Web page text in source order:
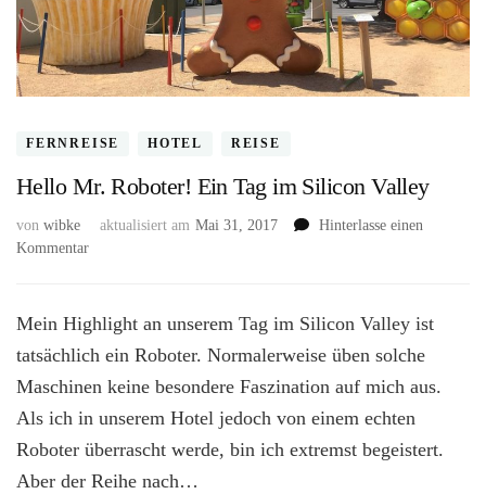
FERNREISE HOTEL REISE
Hello Mr. Roboter! Ein Tag im Silicon Valley
von wibke aktualisiert am Mai 31, 2017
Hinterlasse einen
Kommentarzu
Roboter!
Ein
Tag
im
Valley
Mein Highlight an unserem Tag im Silicon Valley ist
tatsächlich ein Roboter. Normalerweise üben solche
Maschinen keine besondere Faszination auf mich aus.
Als ich in unserem Hotel jedoch von einem echten
Roboter überrascht werde, bin ich extremst begeistert.
Aber der Reihe nach…